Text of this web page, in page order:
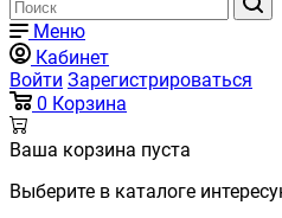
Меню
Кабинет
Войти Зарегистрироваться
0 Корзина
Ваша корзина пуста
Выберите в каталоге